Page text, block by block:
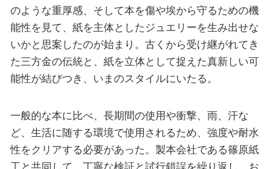
のような重厚感、そして本を傷や埃から守るための機
能性を見て、紙を主体としたジュエリーを生み出せな
いかと思案したのが始まり。古くから受け継がれてき
た三方金の伝統と、紙を立体として捉えた真新しい可
能性が結びつき、いまのスタイルにいたる。
一般的な本に比べ、長期間の使用や衝撃、雨、汗な
ど、生活に随する環境で使用されるため、強度や耐水
性をクリアする必要があった。製本会社である篠原紙